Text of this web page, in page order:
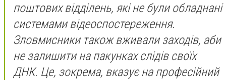
поштових відділень, які не були обладнані
системами відеоспостереження.
Зловмисники також вживали заходів, аби
не залишити на пакунках слідів своїх
ДНК. Це, зокрема, вказує на професійний